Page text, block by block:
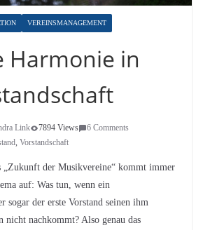
VEREINSMANAGEMENT
Harmonie in
Link 7894 Views
6 Comments
, Vorstandschaft
„Zukunft der Musikvereine“ kommt immer
auf: Was tun, wenn ein
sogar der erste Vorstand seinen ihm
nicht nachkommt? Also genau das